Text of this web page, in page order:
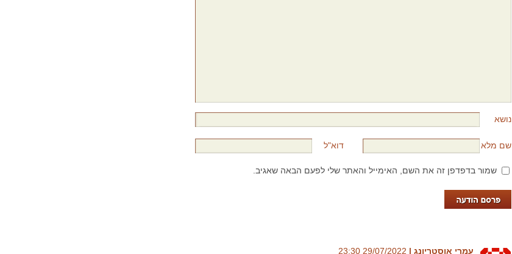
שם מלא דוא"ל
נושא
שמור בדפדפן זה את השם, האימייל והאתר שלי לפעם הבאה שאגיב.
עמרי אוסטריונג‏ |